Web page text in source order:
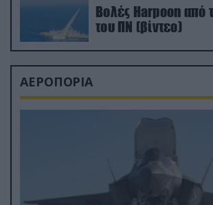
Βολές Harpoon από
του ΠΝ (βίντεο)
ΑΕΡΟΠΟΡΙΑ